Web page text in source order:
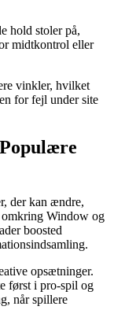
hold stoler på,
midtkontrol eller
vinkler, hvilket
for fejl under site
der kan ændre,
omkring Window og
boosted
opsætninger.
først i pro-spil og
når spillere